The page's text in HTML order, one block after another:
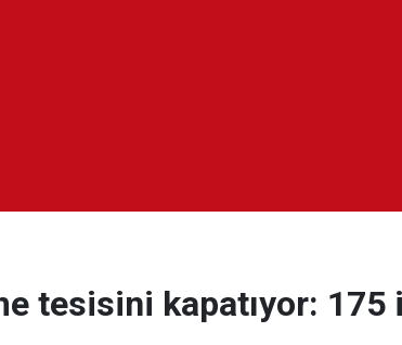
tesisini kapatıyor: 175